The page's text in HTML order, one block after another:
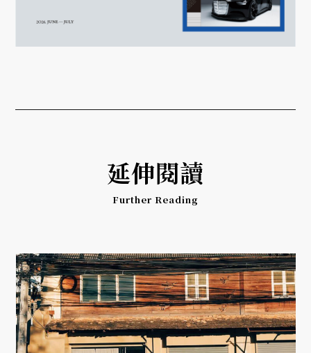
延伸閱讀
Further Reading